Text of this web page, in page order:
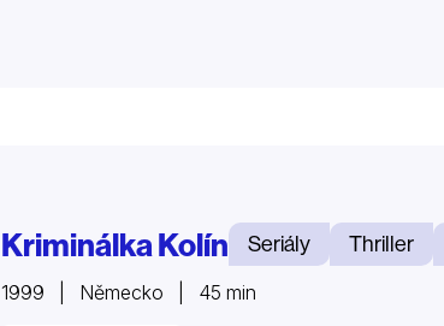
Kriminálka Kolín Seriály Thriller
1999 | Německo | 45 min